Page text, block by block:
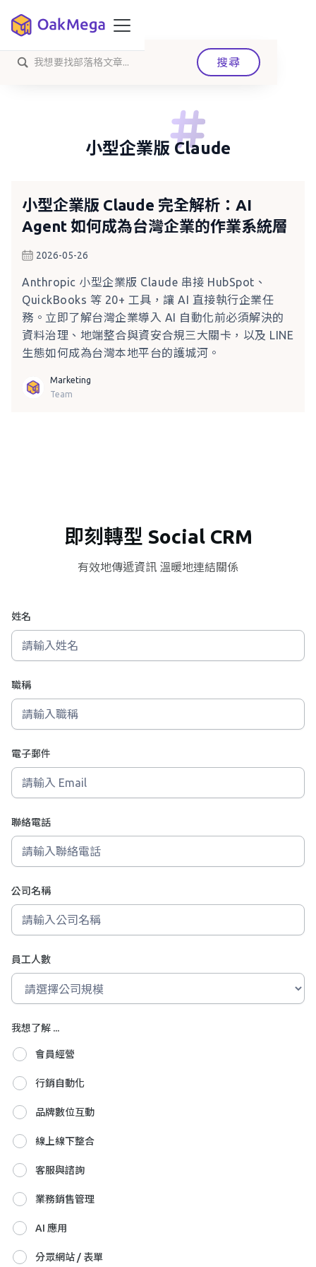
小型企業版 Claude
小型企業版 Claude 完全解析：AI
Agent 如何成為台灣企業的作業系統層
2026-05-26
Anthropic 小型企業版 Claude 串接 HubSpot、
QuickBooks 等 20+ 工具，讓 AI 直接執行企業任
務。立即了解台灣企業導入 AI 自動化前必須解決的
資料治理、地端整合與資安合規三大關卡，以及 LINE
生態如何成為台灣本地平台的護城河。
Marketing
Team
即刻轉型 Social CRM
有效地傳遞資訊 溫暖地連結關係
姓名
職稱
電子郵件
聯絡電話
公司名稱
員工人數
我想了解 ...
會員經營
行銷自動化
品牌數位互動
線上線下整合
客服與諮詢
業務銷售管理
AI 應用
分眾網站 / 表單